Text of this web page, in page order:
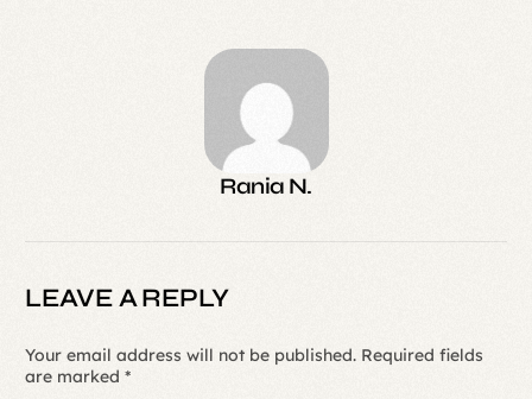
Rania N.
LEAVE A REPLY
Your email address will not be published. Required fields
are marked*